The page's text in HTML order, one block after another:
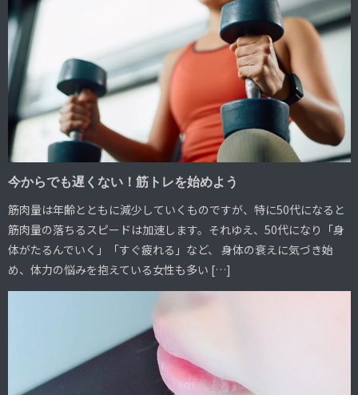
今からでも遅くない！筋トレを始めよう
筋肉量は年齢とともに減少していくものですが、特に50代になると
筋肉量の落ちるスピードは加速します。それゆえ、50代になり「身
体がたるんでいく」「すぐ疲れる」など、 身体の衰えに気づき始
め、体力の悩みを抱えている女性も多い […]